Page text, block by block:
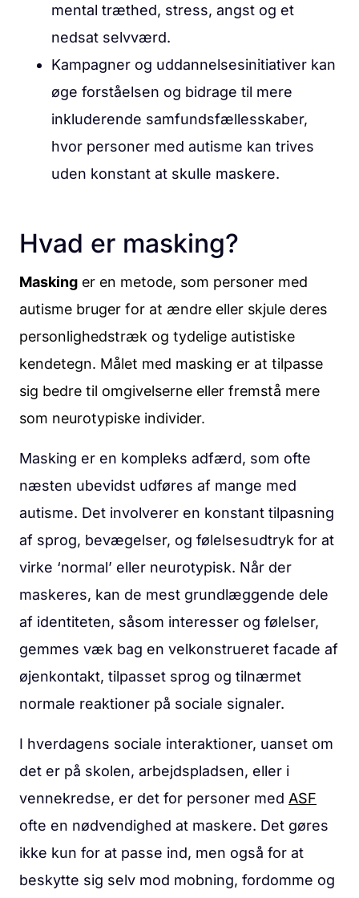
mental træthed, stress, angst og et
nedsat selvværd.
Kampagner og uddannelsesinitiativer kan
øge forståelsen og bidrage til mere
inkluderende samfundsfællesskaber,
hvor personer med autisme kan trives
uden konstant at skulle maskere.
Hvad er masking?
Masking er en metode, som personer med
autisme bruger for at ændre eller skjule deres
personlighedstræk og tydelige autistiske
kendetegn. Målet med masking er at tilpasse
sig bedre til omgivelserne eller fremstå mere
som neurotypiske individer.
Masking er en kompleks adfærd, som ofte
næsten ubevidst udføres af mange med
autisme. Det involverer en konstant tilpasning
af sprog, bevægelser, og følelsesudtryk for at
virke ‘normal’ eller neurotypisk. Når der
maskeres, kan de mest grundlæggende dele
af identiteten, såsom interesser og følelser,
gemmes væk bag en velkonstrueret facade af
øjenkontakt, tilpasset sprog og tilnærmet
normale reaktioner på sociale signaler.
I hverdagens sociale interaktioner, uanset om
det er på skolen, arbejdspladsen, eller i
vennekredse, er det for personer med ASF
ofte en nødvendighed at maskere. Det gøres
ikke kun for at passe ind, men også for at
beskytte sig selv mod mobning, fordomme og